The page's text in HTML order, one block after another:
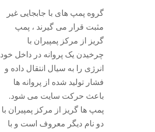
گروه پمپ های با جابجایی غیر
مثبت قرار می گیرند ، پمپ
گریز از مرکز پمپیران با
چرخیدن یک پروانه در داخل خود
انرژی را به سیال انتقال داده و
فشار تولید شده از پروانه ها
باعث حرکت سایت می شود.
پمپ ها گریز از مرکز پمپیران با
دو نام دیگر معروف است و با